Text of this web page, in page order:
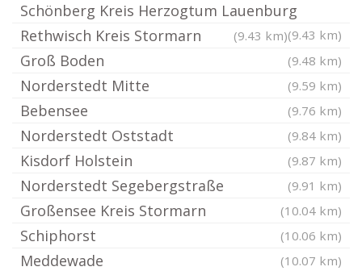
Schönberg Kreis Herzogtum Lauenburg
(9.43 km)
Rethwisch Kreis Stormarn (9.43 km)
Groß Boden (9.48 km)
Norderstedt Mitte (9.59 km)
Bebensee (9.76 km)
Norderstedt Oststadt (9.84 km)
Kisdorf Holstein (9.87 km)
Norderstedt Segebergstraße (9.91 km)
Großensee Kreis Stormarn (10.04 km)
Schiphorst (10.06 km)
Meddewade (10.07 km)